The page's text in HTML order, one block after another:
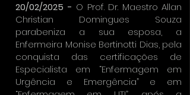
20/02/2025 - O Prof. Dr. Maestro Allan
Christian Domingues Souza
parabeniza a sua esposa, a
Enfermeira Monise Bertinotti Dias, pela
conquista das certificações de
Especialista em “Enfermagem em
Urgência e Emergência” e em